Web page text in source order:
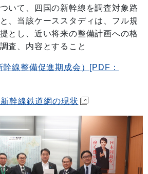
いて、四国の新幹線を調査対象路
、当該ケーススタディは、フル規
とし、近い将来の整備計画への格
査、内容とすること
線整備促進期成会）[PDF：
新幹線鉄道網の現状